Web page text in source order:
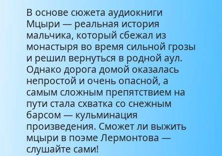
В основе сюжета аудиокниги
Мцыри — реальная история
мальчика, который сбежал из
монастыря во время сильной грозы
и решил вернуться в родной аул.
Однако дорога домой оказалась
непростой и очень опасной, а
самым сложным препятствием на
пути стала схватка со снежным
барсом — кульминация
произведения. Сможет ли выжить
мцыри в поэме Лермонтова —
слушайте сами!